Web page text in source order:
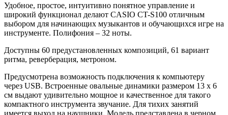
Удобное, простое, интуитивно понятное управление и
широкий функционал делают CASIO CT-S100 отличным
выбором для начинающих музыкантов и обучающихся игре на
инструменте. Полифония – 32 ноты.
Доступны 60 предустановленных композиций, 61 вариант
ритма, реверберация, метроном.
Предусмотрена возможность подключения к компьютеру
через USB. Встроенные овальные динамики размером 13 х 6
см выдают удивительно мощное и качественное для такого
компактного инструмента звучание. Для тихих занятий
имеется выход на наушники. Модель представлена в черном